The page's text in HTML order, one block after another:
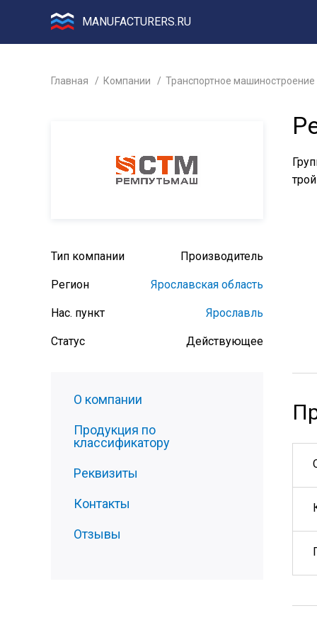
MANUFACTURERS.RU
Главная Компании Транспортное машиностроение
Тип компании Производитель
Регион Ярославская область
Нас. пункт Ярославль
Статус Действующее
О компании
Продукция по
классификатору
Реквизиты
Контакты
Отзывы